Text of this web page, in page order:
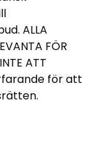
ALLA
FÖR
ATT
för att